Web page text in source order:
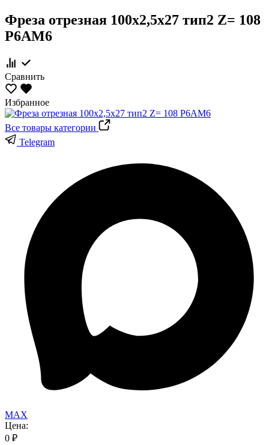
Фреза отрезная 100х2,5х27 тип2 Z= 108
Р6АМ6
Сравнить
Избранное
Все товары категории
Telegram
MAX
Цена:
0 ₽